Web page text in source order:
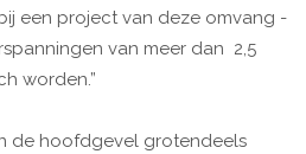
een project van deze omvang -
van meer dan 2,5
worden.”
de hoofdgevel grotendeels